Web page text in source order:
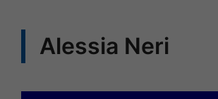
Alessia Neri